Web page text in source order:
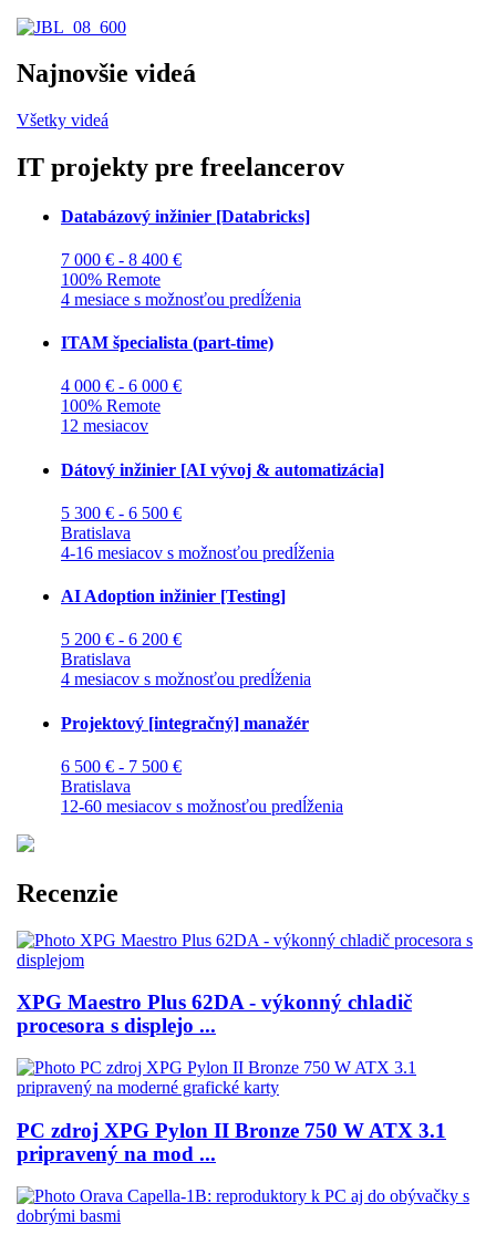
Najnovšie videá
Všetky videá
IT projekty pre freelancerov
Databázový inžinier [Databricks]
7 000 € - 8 400 €
100% Remote
4 mesiace s možnosťou predĺženia
ITAM špecialista (part-time)
4 000 € - 6 000 €
100% Remote
12 mesiacov
Dátový inžinier [AI vývoj & automatizácia]
5 300 € - 6 500 €
Bratislava
4-16 mesiacov s možnosťou predĺženia
AI Adoption inžinier [Testing]
5 200 € - 6 200 €
Bratislava
4 mesiacov s možnosťou predĺženia
Projektový [integračný] manažér
6 500 € - 7 500 €
Bratislava
12-60 mesiacov s možnosťou predĺženia
Recenzie
XPG Maestro Plus 62DA - výkonný chladič
procesora s displejo ...
PC zdroj XPG Pylon II Bronze 750 W ATX 3.1
pripravený na mod ...